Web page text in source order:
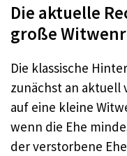
Die aktuelle
große
Die klassische
zunächst an aktuell
auf eine kleine
wenn die Ehe
der verstorbene